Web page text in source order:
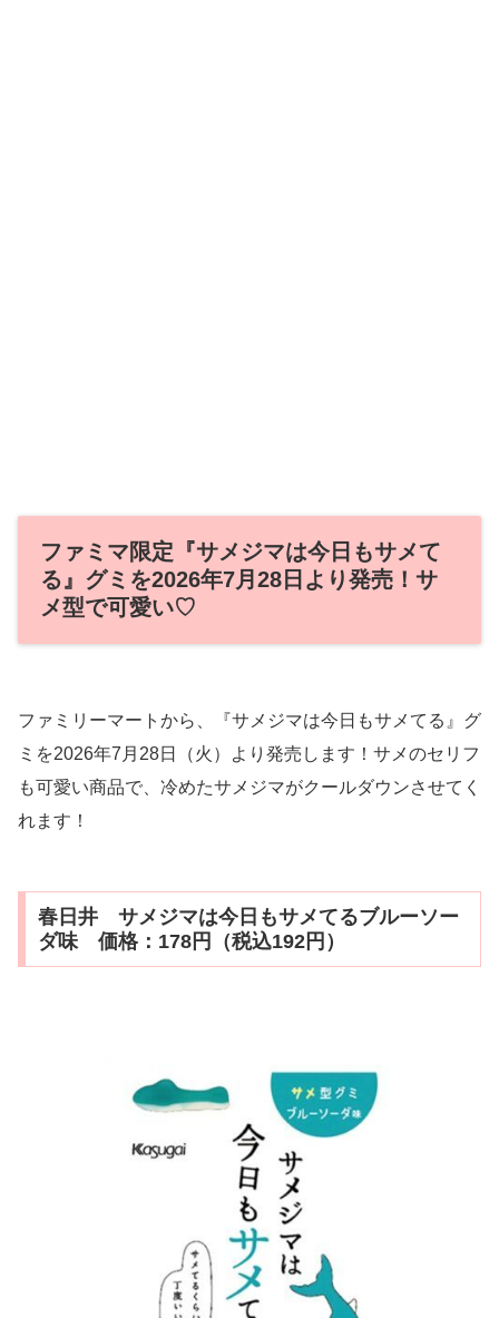
ファミマ限定『サメジマは今日もサメて
る』グミを2026年7月28日より発売！サ
メ型で可愛い♡
ファミリーマートから、『サメジマは今日もサメてる』グ
ミを2026年7月28日（火）より発売します！サメのセリフ
も可愛い商品で、冷めたサメジマがクールダウンさせてく
れます！
春日井 サメジマは今日もサメてるブルーソー
ダ味 価格：178円（税込192円）